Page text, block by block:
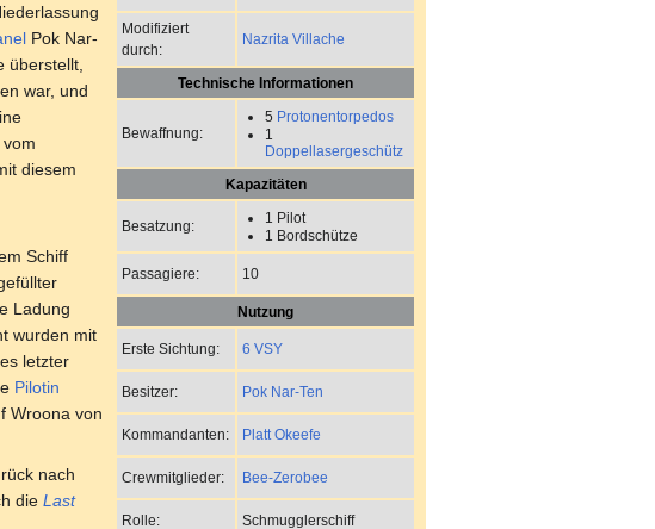
Modifiziert
durch:
Nazrita Villache
Technische Informationen
Bewaffnung:
5 Protonentorpedos
1
Doppellasergeschütz
Kapazitäten
Besatzung:
1 Pilot
1 Bordschütze
Passagiere: 10
Nutzung
Erste Sichtung: 6 VSY
Besitzer: Pok Nar-Ten
Kommandanten: Platt Okeefe
Crewmitglieder: Bee-Zerobee
Rolle: Schmugglerschiff
Pok Nar-
überstellt,
war, und
diesem
Schiff
Ladung
wurden mit
letzter
Pilotin
Wroona von
nach
die Last